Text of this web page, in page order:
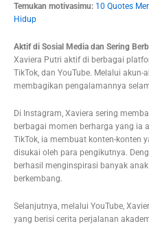
Temukan motivasimu: 10 Quotes
Hidup
Aktif di Sosial Media dan Sering
Xaviera Putri aktif di berbagai
TikTok, dan YouTube. Melalui
membagikan pengalamannya
Di Instagram, Xaviera sering
berbagai momen berharga yang ia
TikTok, ia membuat konten-konten
disukai oleh para pengikutnya.
berhasil menginspirasi banyak
berkembang.
Selanjutnya, melalui YouTube,
yang berisi cerita perjalanan